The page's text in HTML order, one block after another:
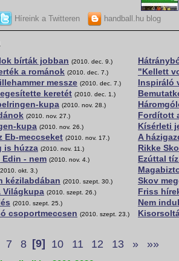
Híreink a Twitteren handball.hu blog
bírták jobban (2010. dec. 9.)
a románok (2010. dec. 7.)
messze (2010. dec. 7.)
keretét (2010. dec. 1.)
kupa (2010. nov. 28.)
(2010. nov. 27.)
kupa (2010. nov. 26.)
Eb-meccseket (2010. nov. 17.)
is húzza (2010. nov. 11.)
Edin - nem (2010. nov. 4.)
okt. 3.)
kézilabdában (2010. szept. 30.)
Világkupa (2010. szept. 26.)
(2010. szept. 25.)
csoportmeccsen (2010. szept. 23.)
"Kellett
Inspiráló
Fordított
Kísérleti
A
Rikke
Ezúttal
Skov
Friss
Nem
7 8 [9] 10 11 12 13 » »»